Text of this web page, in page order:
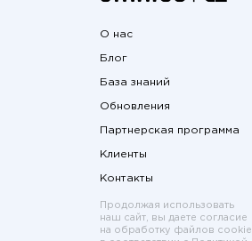
О нас
Блог
База знаний
Обновления
Партнерская программа
Клиенты
Контакты
Продолжая использовать
наш сайт, вы даете согласие
на обработку файлов cookie